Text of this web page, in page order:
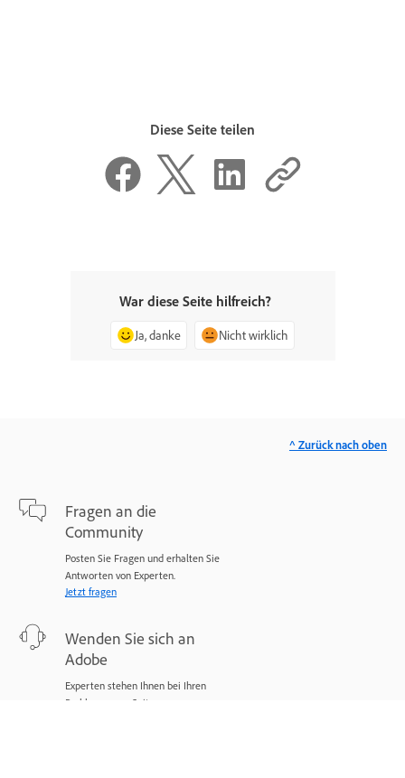
Diese Seite teilen
War diese Seite hilfreich?
Ja, danke Nicht wirklich
Fragen an die
Community
Posten Sie Fragen und erhalten Sie
Antworten von Experten.
Jetzt fragen
Wenden Sie sich an
Adobe
Experten stehen Ihnen bei Ihren
Problemen zur Seite.
^ Zurück nach oben